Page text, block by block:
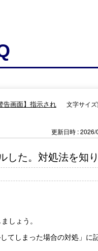
文字サイ
告画面】指示され
更新日時 :
た。対処法を知り
しょう。
てしまった場合の対処」に